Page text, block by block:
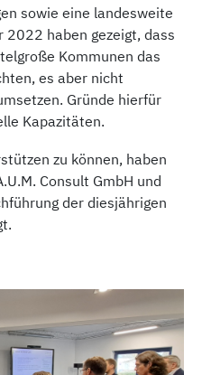
sowie eine landesweite
haben gezeigt, dass
Kommunen das
es aber nicht
Gründe hierfür
Kapazitäten.
zu können, haben
Consult GmbH und
der diesjährigen